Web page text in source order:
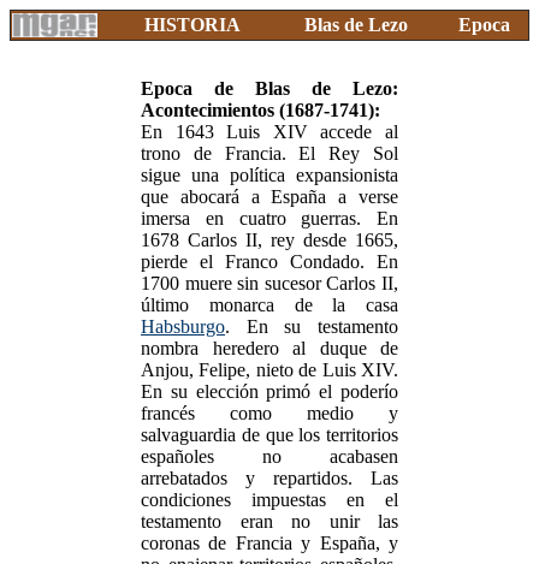
HISTORIA Blas de Lezo Epoca
Epoca de Blas de Lezo:
Acontecimientos (1687-1741):
En 1643 Luis XIV accede al
trono de Francia. El Rey Sol
sigue una política expansionista
que abocará a España a verse
imersa en cuatro guerras. En
1678 Carlos II, rey desde 1665,
pierde el Franco Condado. En
1700 muere sin sucesor Carlos II,
último monarca de la casa
Habsburgo. En su testamento
nombra heredero al duque de
Anjou, Felipe, nieto de Luis XIV.
En su elección primó el poderío
francés como medio y
salvaguardia de que los territorios
españoles no acabasen
arrebatados y repartidos. Las
condiciones impuestas en el
testamento eran no unir las
coronas de Francia y España, y